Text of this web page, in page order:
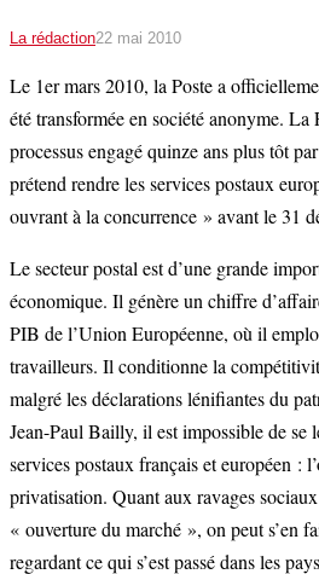
La rédaction22 mai 2010
Le 1er mars 2010, la Poste a
été transformée en société anonyme. La
processus engagé quinze ans plus tôt
prétend rendre les services postaux
ouvrant à la concurrence » avant le 31
Le secteur postal est d’une grande
économique. Il génère un chiffre
PIB de l’Union Européenne, où il
travailleurs. Il conditionne la
malgré les déclarations lénifiantes du
Jean-Paul Bailly, il est impossible de se
services postaux français et européen :
privatisation. Quant aux ravages
« ouverture du marché », on peut s’en
regardant ce qui s’est passé dans les